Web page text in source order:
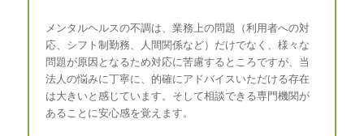
メンタルヘルスの不調は、業務上の問題（利用者への対
応、シフト制勤務、人間関係など）だけでなく、様々な
問題が原因となるため対応に苦慮するところですが、当
法人の悩みに丁寧に、的確にアドバイスいただける存在
は大きいと感じています。そして相談できる専門機関が
あることに安心感を覚えます。